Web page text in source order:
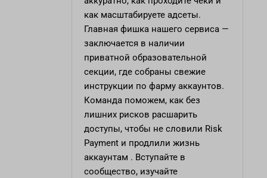
как масштабируете адсеты.
Главная фишка нашего сервиса —
заключается в наличии
приватной образовательной
секции, где собраны свежие
инструкции по фарму аккаунтов.
Команда поможем, как без
лишних рисков расшарить
доступы, чтобы не словили Risk
Payment и продлили жизнь
аккаунтам . Вступайте в
сообщество, изучайте